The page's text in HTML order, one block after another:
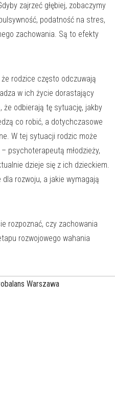
zajrzeć głębiej, zobaczymy
podatność na stres,
zachowania. Są to efekty
że rodzice często odczuwają
w ich życie dorastający
że odbierają tę sytuację, jakby
co robić, a dotychczasowe
W tej sytuacji rodzic może
psychoterapeutą młodzieży,
dzieje się z ich dzieckiem.
rozwoju, a jakie wymagają
rozpoznać, czy zachowania
rozwojowego wahania